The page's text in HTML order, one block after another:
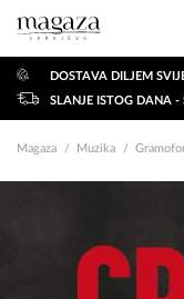
DOSTAVA DILJEM
SLANJE ISTOG DANA -
Magaza Muzika